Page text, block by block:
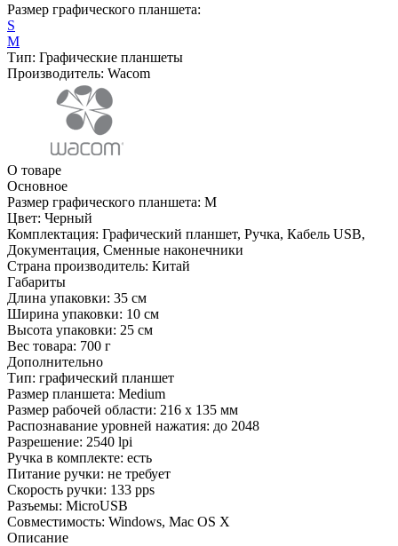
Размер графического планшета:
S
M
Тип: Графические планшеты
Производитель: Wacom
О товаре
Основное
Размер графического планшета: M
Цвет: Черный
Комплектация: Графический планшет, Ручка, Кабель USB,
Документация, Сменные наконечники
Страна производитель: Китай
Габариты
Длина упаковки: 35 см
Ширина упаковки: 10 см
Высота упаковки: 25 см
Вес товара: 700 г
Дополнительно
Тип: графический планшет
Размер планшета: Medium
Размер рабочей области: 216 х 135 мм
Распознавание уровней нажатия: до 2048
Разрешение: 2540 lpi
Ручка в комплекте: есть
Питание ручки: не требует
Скорость ручки: 133 pps
Разъемы: MicroUSB
Совместимость: Windows, Mac OS X
Описание